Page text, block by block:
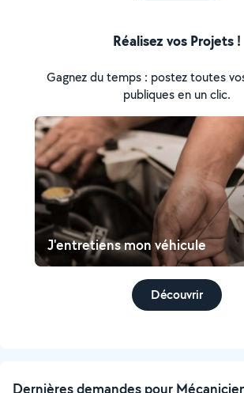
Réalisez vos Projets !
Gagnez du temps : postez toutes
publiques en un clic.
J'entretiens mon véhicule
Découvrir
Dernières demandes pour